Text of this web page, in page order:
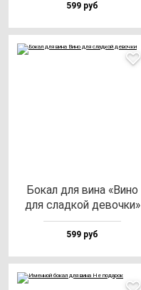
599 руб
Бокал для ви­на «Вино
для слад­кой де­воч­ки»
599 руб